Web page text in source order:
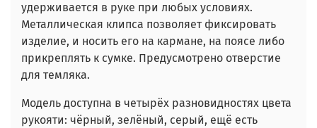
удерживается в руке при любых условиях.
Металлическая клипса позволяет фиксировать
изделие, и носить его на кармане, на поясе либо
прикреплять к сумке. Предусмотрено отверстие
для темляка.
Модель доступна в четырёх разновидностях цвета
рукояти: чёрный, зелёный, серый, ещё есть